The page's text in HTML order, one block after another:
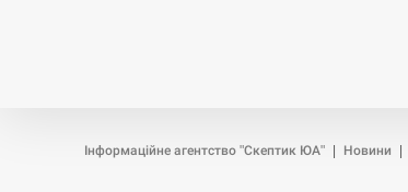
Інформаційне агентство "Скептик ЮА" Новини